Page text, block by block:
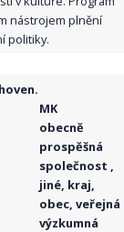
nástrojem plnění
politiky.
MK
obecně
prospěšná
společnost ,
jiné, kraj,
obec, veřejná
výzkumná